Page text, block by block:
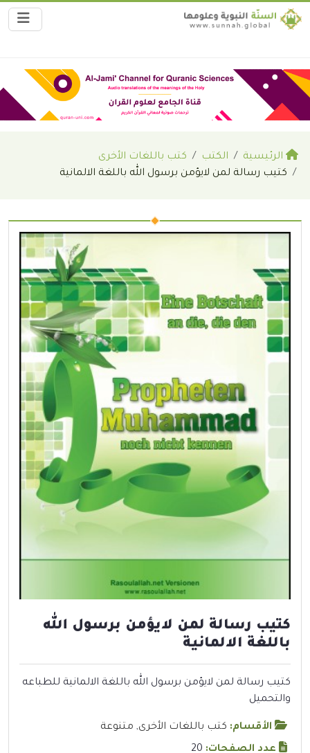
الرئيسية الكتب
كتب باللغات الأخرى
كتيب رسالة لمن لايؤمن برسول الله باللغة الالمانية
كتيب رسالة لمن لايؤمن برسول الله
باللغة الالمانية
كتيب رسالة لمن لايؤمن برسول الله باللغة الالمانية للطباعه
والتحميل
الأقسام: كتب باللغات الأخرى, متنوعة
عدد الصفحات: 20